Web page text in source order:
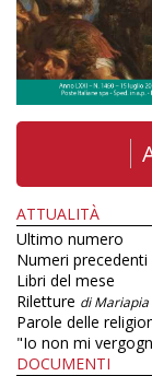
ATTUALITÀ
Ultimo numero
Numeri precedenti
Libri del mese
Riletture di Mariapia
Parole delle
"Io non mi
DOCUMENTI